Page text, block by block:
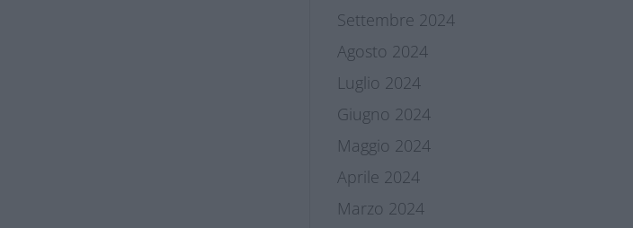
Settembre 2024
Agosto 2024
Luglio 2024
Giugno 2024
Maggio 2024
Aprile 2024
Marzo 2024